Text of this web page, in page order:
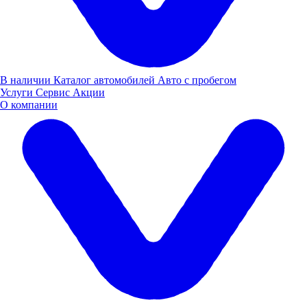
В наличии Каталог автомобилей Авто с пробегом
Услуги Сервис Акции
О компании
"ЛУИДОР АГРО" НА "ТАТАГРОЭКСПО 2024"
Компания «Луидор Агро» приняла участие в выставке
ТатАгроЭкспо 2024, которая прошла в столице Татарстана с